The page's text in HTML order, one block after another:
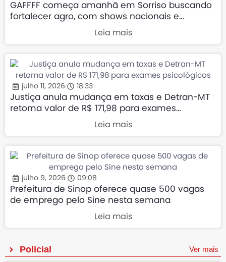
GAFFFF começa amanhã em Sorriso buscando
fortalecer agro, com shows nacionais e
Leia mais
julho 11, 2026 18:33
Justiça anula mudança em taxas e Detran-MT
retoma valor de R$ 171,98 para exames
Leia mais
julho 9, 2026 09:08
Prefeitura de Sinop oferece quase 500 vagas
de emprego pelo Sine nesta semana
Leia mais
Policial Ver mais